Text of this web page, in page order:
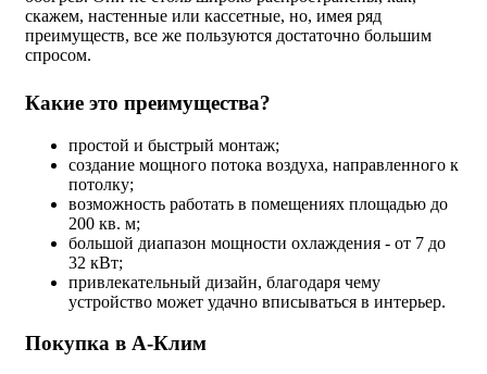
скажем, настенные или кассетные, но, имея ряд
преимуществ, все же пользуются достаточно большим
спросом.
Какие это преимущества?
простой и быстрый монтаж;
создание мощного потока воздуха, направленного к
потолку;
возможность работать в помещениях площадью до
200 кв. м;
большой диапазон мощности охлаждения - от 7 до
32 кВт;
привлекательный дизайн, благодаря чему
устройство может удачно вписываться в интерьер.
Покупка в А-Клим